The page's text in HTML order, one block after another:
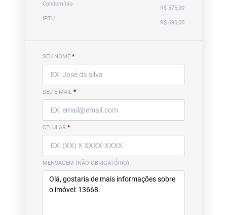
Condomínio
R$ 575,00
IPTU
R$ 690,00
SEU NOME *
SEU E-MAIL *
CELULAR *
MENSAGEM (NÃO OBRIGATÓRIO)